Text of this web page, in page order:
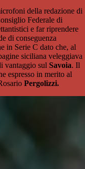
della redazione di
Federale di
e far riprendere
di conseguenza
in Serie C dato che, al
siciliana veleggiava
vantaggio sul Savoia. Il
espresso in merito al
Pergolizzi.